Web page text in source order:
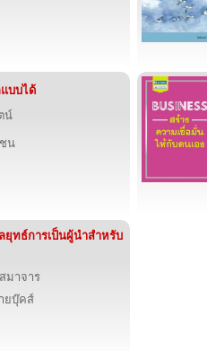
บบได้
น์
น
ยุทธ์การเป็นผู้นำสำหรับ
มาจาร
ยบุ๊คส์